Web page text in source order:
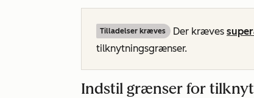
Tilladelser kræves Der kræves
tilknytningsgrænser.
Indstil grænser for